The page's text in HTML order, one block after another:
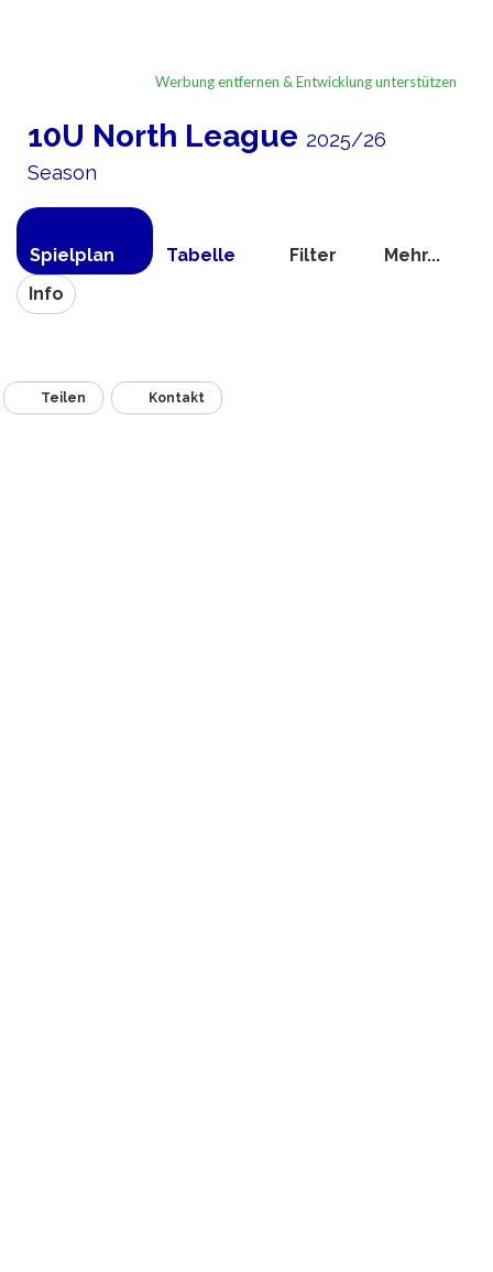
Werbung entfernen & Entwicklung unterstützen
10U North League 2025/26
Season
Spielplan Tabelle Filter
Mehr...
Info
Teilen Kontakt